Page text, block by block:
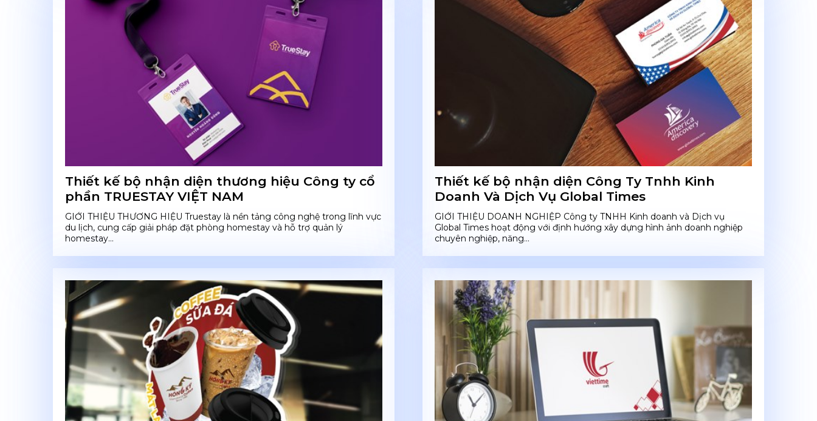
Thiết kế bộ nhận diện thương hiệu Công ty cổ
phần TRUESTAY VIỆT NAM
GIỚI THIỆU THƯƠNG HIỆU Truestay là nền tảng công nghệ trong lĩnh vực
du lịch, cung cấp giải pháp đặt phòng homestay và hỗ trợ quản lý
homestay...
Thiết kế bộ nhận diện Công Ty Tnhh Kinh
Doanh Và Dịch Vụ Global Times
GIỚI THIỆU DOANH NGHIỆP Công ty TNHH Kinh doanh và Dịch vụ
Global Times hoạt động với định hướng xây dựng hình ảnh doanh nghiệp
chuyên nghiệp, năng...